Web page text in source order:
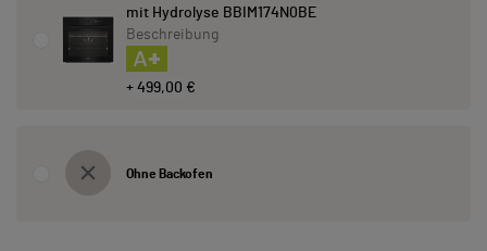
mit Hydrolyse BBIM174N0BE
+ 499,00 €
A+
Beschreibung
Ohne Backofen